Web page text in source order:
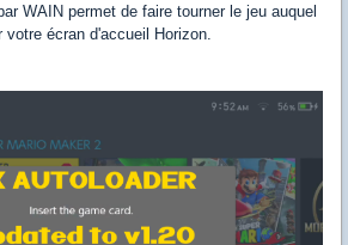
WAIN permet de faire tourner le jeu auquel
écran d'accueil Horizon.